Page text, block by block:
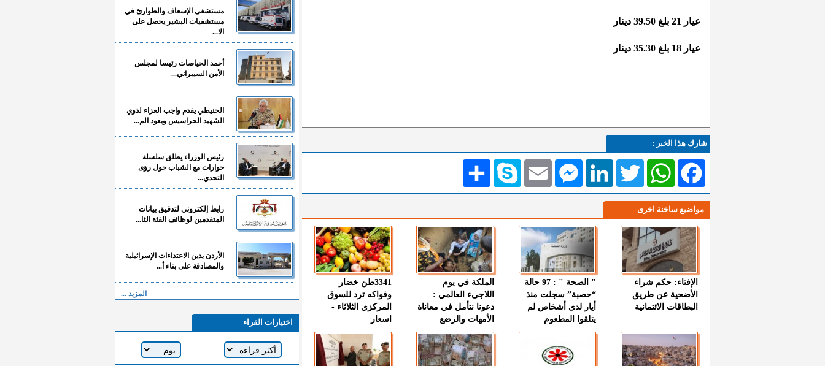
عيار 21 بلغ 39.50 دينار
عيار 18 بلغ 35.30 دينار
شارك هذا الخبر :
انشر Skype EmailMessengerLinkedIn TwitterWhatsAppFacebook
مواضيع ساخنة اخرى
الإفتاء: حكم شراء
الأضحية عن طريق
البطاقات الائتمانية
" الصحة " : 97 حالة
“حصبة” سجلت منذ
أيار لدى أشخاص لم
يتلقوا المطعوم
الملكة في يوم
اللاجىء العالمي :
دعونا نتأمل في معاناة
الأمهات والرضع
3341طن خضار
وفواكه ترد للسوق
المركزي الثلاثاء -
اسعار
مستشفى الإسعاف والطوارئ في
مستشفيات البشير يحصل على
الا...
أحمد الحياصات رئيسا لمجلس
الأمن السيبراني...
الحنيطي يقدم واجب العزاء لذوي
الشهيد الحراسيس ويعود الم...
رئيس الوزراء يطلق سلسلة
حوارات مع الشباب حول رؤى
التحدي...
رابط إلكتروني لتدقيق بيانات
المتقدمين لوظائف الفئة الثا...
الأردن يدين الاعتداءات الإسرائيلية
والمصادقة على بناء أ...
المزيد ...
اختيارات القراء